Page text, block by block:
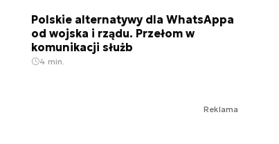
Polskie alternatywy dla WhatsAppa
od wojska i rządu. Przełom w
komunikacji służb
4 min.
Reklama